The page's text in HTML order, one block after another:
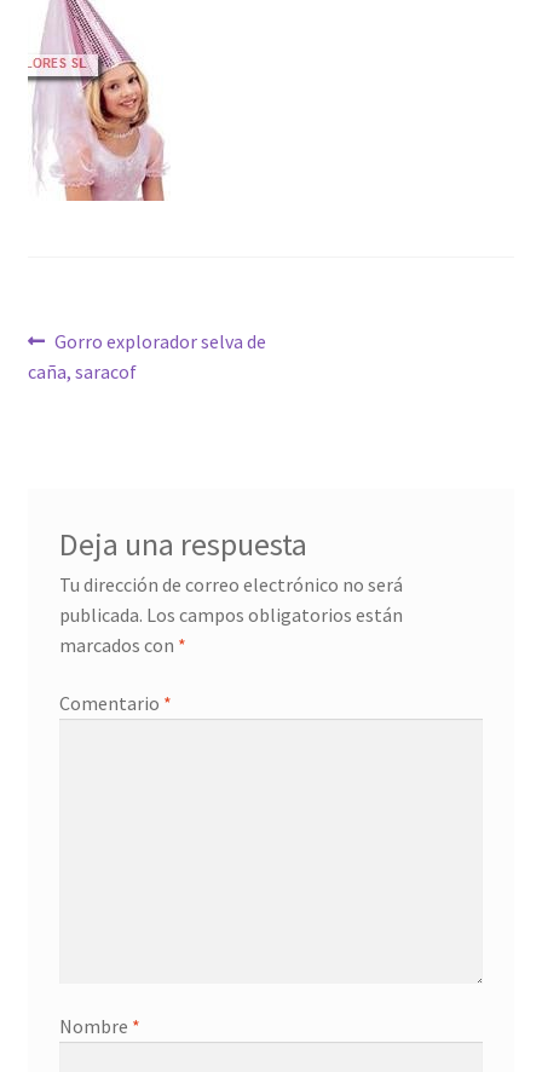
Navegación
de
Anterior:
Gorro explorador selva de
caña, saracof
Deja una respuesta
Tu dirección de correo electrónico no será
publicada. Los campos obligatorios están
marcados con *
Comentario *
Nombre *